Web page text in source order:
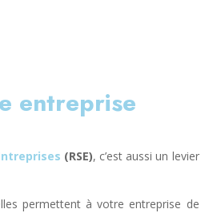
entreprise
(RSE), c’est aussi un levier
permettent à votre entreprise de